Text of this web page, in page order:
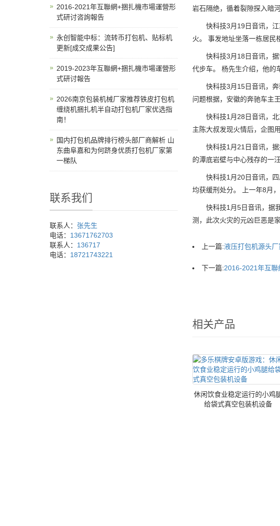
岩石隔绝，循着裂隙探入暗
快科技3月19日音讯，江
火。 事发地址坐落一栋居民
快科技3月18日音讯，据
代步车。 杨先生介绍，他的
快科技3月15日音讯，奔
问题根据，安徽的奔驰车主
快科技1月28日音讯，北
主陈大叔发现火情后，企图
快科技1月21日音讯，据
的潭底岩壁与中心残存的一
快科技1月20日音讯，四川
均获缓刑处分。 上一年8月
快科技1月5日音讯，据我
测，此次火灾的元凶巨恶是
上一篇:液压打包机源头厂
下一篇:2016-2021年互聯
相关产品
休闲饮食业稳定运行的小鸡
给袋式真空包装机设备
2016-2021年互聯網+捆扎機市場運營形
式研讨咨詢報告
永创智能中标：流转币打包机、贴标机
更新[成交成果公告]
2019-2023年互聯網+捆扎機市場運營形
式研讨報告
2026南京包装机械厂家推荐铁皮打包机
缠绕机捆扎机半自动打包机厂家优选指
南！
国内打包机品牌排行榜头部厂商解析 山
东曲阜嘉和为何跻身优质打包机厂家第
一梯队
联系我们
联系人： 张先生
电话： 13671762703
联系人： 136717
电话： 18721743221